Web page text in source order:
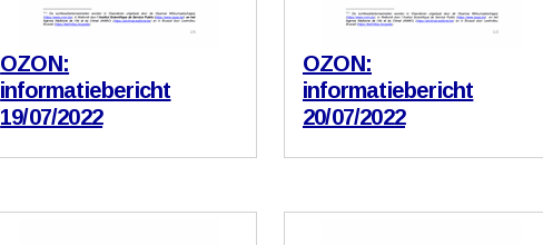
OZON:
informatiebericht
19/07/2022
OZON:
informatiebericht
20/07/2022